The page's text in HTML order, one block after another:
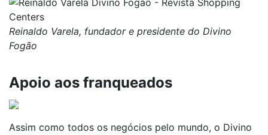
Reinaldo Varela, fundador e presidente do Divino
Fogão
Apoio aos franqueados
Assim como todos os negócios pelo mundo, o Divino